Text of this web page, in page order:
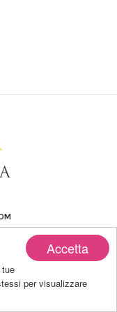
Accetta
per visualizzare
Blanco-LAB